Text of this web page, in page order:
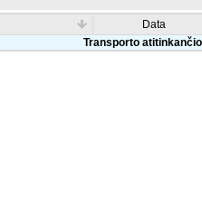
Data
Transporto